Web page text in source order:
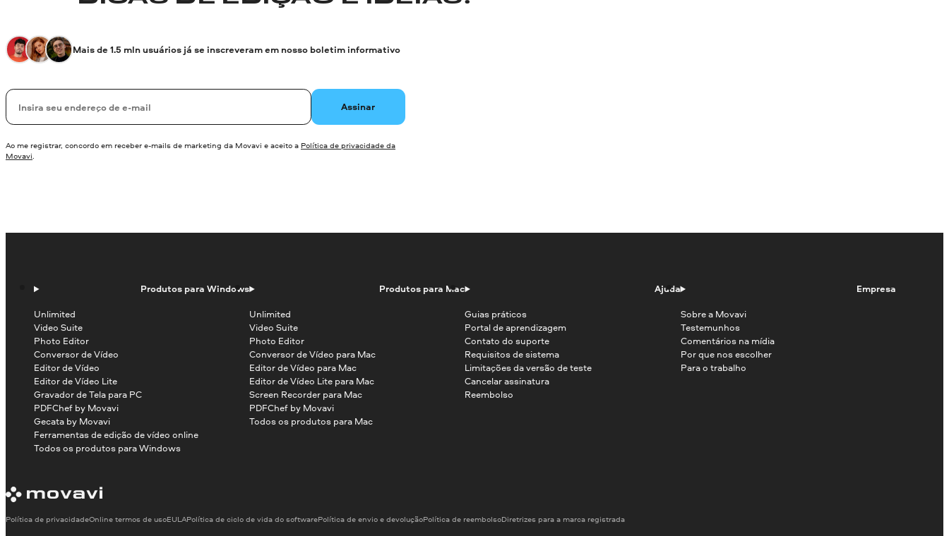
Mais de 1.5 mln usuários já se inscreveram em nosso boletim informativo
Seu e-mail Assinar
Ao me registrar, concordo em receber e-mails de marketing da Movavi e aceito a Política de privacidade da
Movavi.
Produtos para Windows
Unlimited
Video Suite
Photo Editor
Conversor de Vídeo
Editor de Vídeo
Editor de Vídeo Lite
Gravador de Tela para PC
PDFChef by Movavi
Gecata by Movavi
Ferramentas de edição de vídeo online
Todos os produtos para Windows
Produtos para Mac
Unlimited
Video Suite
Photo Editor
Conversor de Vídeo para Mac
Editor de Vídeo para Mac
Editor de Vídeo Lite para Mac
Screen Recorder para Mac
PDFChef by Movavi
Todos os produtos para Mac
Ajuda
Guias práticos
Portal de aprendizagem
Contato do suporte
Requisitos de sistema
Limitações da versão de teste
Cancelar assinatura
Reembolso
Empresa
Sobre a Movavi
Testemunhos
Comentários na mídia
Por que nos escolher
Para o trabalho
Política de privacidadeOnline termos de usoEULAPolítica de ciclo de vida do softwarePolítica de envio e devoluçãoPolítica de reembolsoDiretrizes para a marca registrada